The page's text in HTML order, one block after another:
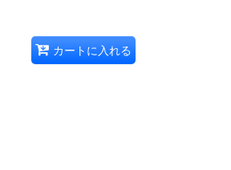
カートに入れる